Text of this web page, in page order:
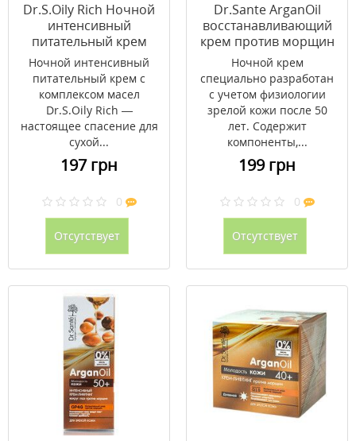
Dr.S.Oily Rich Ночной
интенсивный
питательный крем
50мл
Ночной интенсивный
питательный крем с
комплексом масел
Dr.S.Oily Rich —
настоящее спасение для
сухой...
197 грн
0
Отсутствует
Dr.Sante ArganOil
восстанавливающий
крем против морщин
ночной 50+ 50 мл
Ночной крем
специально разработан
с учетом физиологии
зрелой кожи после 50
лет. Содержит
компоненты,...
199 грн
0
Отсутствует